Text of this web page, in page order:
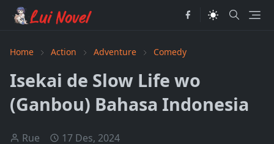
Home Action Adventure Comedy
Isekai de Slow Life wo
(Ganbou) Bahasa Indonesia
Rue 17 Des, 2024